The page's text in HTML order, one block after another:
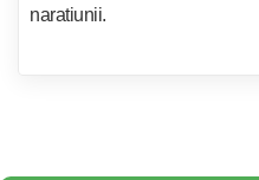
naratiunii.